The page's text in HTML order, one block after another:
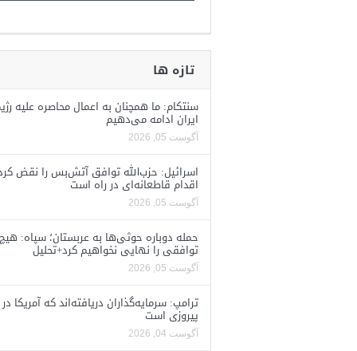
تازه ها
سنتکام: ما همچنان به اعمال محاصره علیه
ایران ادامه می‌دهیم
آگوست 05, 2026
اسرائیل: حزب‌الله توافق آتش‌بس را نقض
اقدام قاطعانه‌ای در راه است
آگوست 05, 2026
حمله دوباره حوثی‌ها به عربستان؛ سپاه: هیچ
توافقی را نهایی نخواهیم کرد+تحلیل
آگوست 05, 2026
ترامپ: سرمایه‌گذاران دریافته‌اند که آمریکا
پیروزی است
آگوست 04, 2026